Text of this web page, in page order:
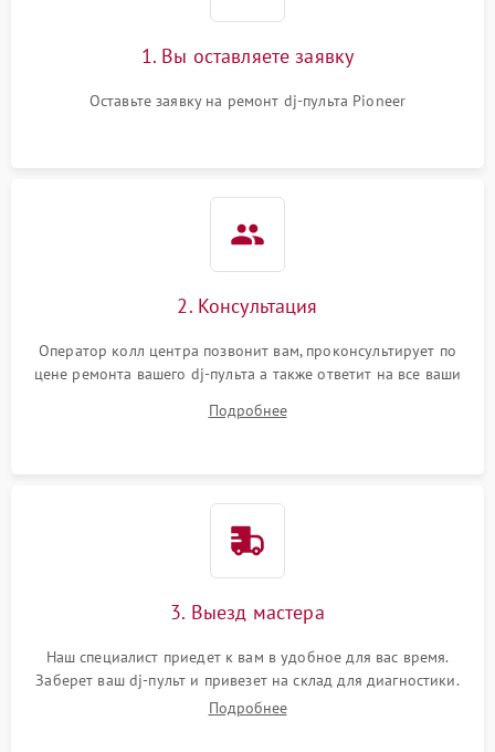
Поломка системы
автоматического
1000 ₽ Подробнее →
1000 ₽
Неисправность системы
1000 ₽
1000 ₽
1000 ₽
Поломка системы защиты
1000 ₽
1. Вы оставляете заявку
Оставьте заявку на ремонт dj-пульта Pioneer
2. Консультация
Оператор колл центра позвонит вам, проконсультирует по
цене ремонта вашего dj-пульта а также ответит на все ваши
Подробнее
3. Выезд мастера
Наш специалист приедет к вам в удобное для вас время.
Заберет ваш dj-пульт и привезет на склад для диагностики.
Подробнее